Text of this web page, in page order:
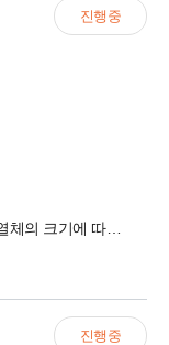
진행중
진행중